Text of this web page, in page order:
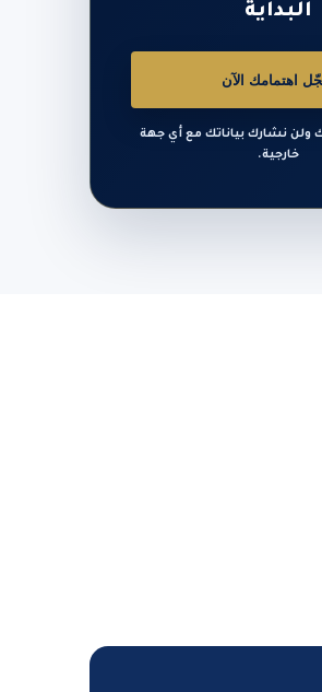
البداية
اهتمامك الآن
نشارك بياناتك مع أي جهة
خارجية.